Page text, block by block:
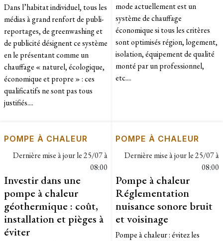
Dans l’habitat individuel, tous les
médias à grand renfort de publi-
reportages, de greenwashing et
de publicité désignent ce système
en le présentant comme un
chauffage « naturel, écologique,
économique et propre » : ces
qualificatifs ne sont pas tous
justifiés....
mode actuellement est un
système de chauffage
économique si tous les critères
sont optimisés région, logement,
isolation, équipement de qualité
monté par un professionnel,
etc....
POMPE À CHALEUR
Dernière mise à jour le25/07 à
08:00
Investir dans une
pompe à chaleur
géothermique : coût,
installation et pièges à
éviter
POMPE À CHALEUR
Dernière mise à jour le25/07 à
08:00
Pompe à chaleur
Réglementation
nuisance sonore bruit
et voisinage
Pompe à chaleur : évitez les